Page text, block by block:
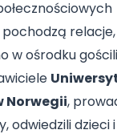
pochodzą
w ośrodku gościli
Norwegii,
odwiedzili dzieci i